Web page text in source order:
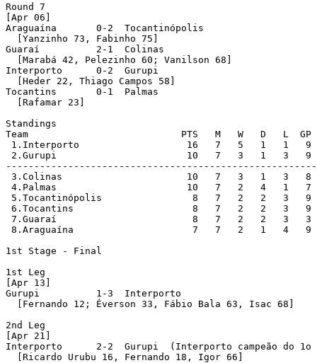
Round 7
[Apr 06]
Araguaína       0-2  Tocantinópolis
  [Yanzinho 73, Fabinho 75]
Guaraí          2-1  Colinas
  [Marabá 42, Pelezinho 60; Vanilson 68]
Interporto      0-2  Gurupi
  [Heder 22, Thiago Campos 58]
Tocantins       0-1  Palmas
  [Rafamar 23]
Standings
Team                           PTS   M   W   D   L  GP
1.Interporto                   16   7   5   1   1   9
2.Gurupi                       10   7   3   1   3   9
3.Colinas                      10   7   3   1   3   8
4.Palmas                       10   7   2   4   1   7
5.Tocantinópolis                8   7   2   2   3   9
6.Tocantins                     8   7   2   2   3   9
7.Guaraí                        8   7   2   2   3   3
8.Araguaína                     7   7   2   1   4   9
1st Stage - Final
1st Leg
[Apr 13]
Gurupi          1-3  Interporto
  [Fernando 12; Éverson 33, Fábio Bala 63, Isac 68]
2nd Leg
[Apr 21]
Interporto      2-2  Gurupi  (Interporto campeão do 1o
  [Ricardo Urubu 16, Fernando 18, Igor 66]